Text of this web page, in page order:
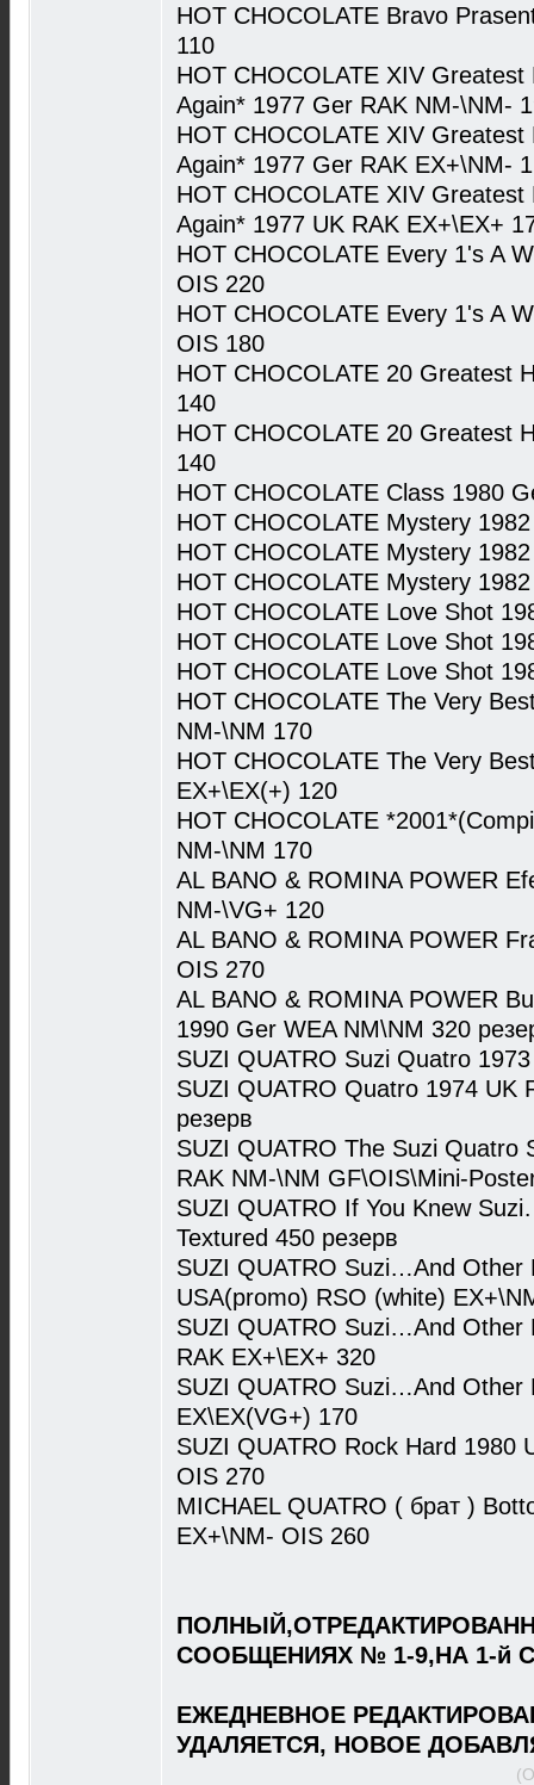
HOT CHOCOLATE Bravo
110
HOT CHOCOLATE XIV
Again* 1977 Ger RAK NM-\NM-
HOT CHOCOLATE XIV
Again* 1977 Ger RAK EX+\NM-
HOT CHOCOLATE XIV
Again* 1977 UK RAK EX+\EX+
HOT CHOCOLATE Every 1's A
OIS 220
HOT CHOCOLATE Every 1's A
OIS 180
HOT CHOCOLATE 20 Greatest
140
HOT CHOCOLATE 20 Greatest
140
HOT CHOCOLATE Class 1980
HOT CHOCOLATE Mystery
HOT CHOCOLATE Mystery
HOT CHOCOLATE Mystery
HOT CHOCOLATE Love Shot
HOT CHOCOLATE Love Shot
HOT CHOCOLATE Love Shot
HOT CHOCOLATE The Very
NM-\NM 170
HOT CHOCOLATE The Very
EX+\EX(+) 120
HOT CHOCOLATE
NM-\NM 170
AL BANO & ROMINA POWER
NM-\VG+ 120
AL BANO & ROMINA POWER
OIS 270
AL BANO & ROMINA POWER
1990 Ger WEA NM\NM 320
SUZI QUATRO Suzi Quatro
SUZI QUATRO Quatro 1974 UK
резерв
SUZI QUATRO The Suzi Quatro
RAK NM-\NM GF\OIS\Mini-
SUZI QUATRO If You Knew
Textured 450 резерв
SUZI QUATRO Suzi…And Other
USA(promo) RSO (white)
SUZI QUATRO Suzi…And Other
RAK EX+\EX+ 320
SUZI QUATRO Suzi…And Other
EX\EX(VG+) 170
SUZI QUATRO Rock Hard 1980
OIS 270
MICHAEL QUATRO ( брат )
EX+\NM- OIS 260
СООБЩЕНИЯХ № 1-9,НА 1-й
ЕЖЕДНЕВНОЕ
УДАЛЯЕТСЯ, НОВОЕ